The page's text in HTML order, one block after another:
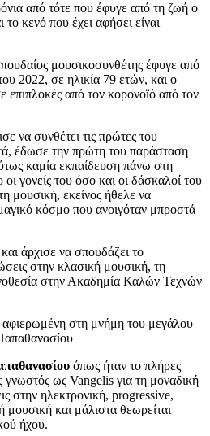
από τότε που έφυγε από τη ζωή ο
κενό που έχει αφήσει είναι
μουσικοσυνθέτης έφυγε από
2022, σε ηλικία 79 ετών, και ο
επιπλοκές από τον κορονοϊό από τον
να συνθέτει τις πρώτες του
έδωσε την πρώτη του παράσταση
καμία εκπαίδευση πάνω στη
γονείς του όσο και οι δάσκαλοί του
μουσική, εκείνος ήθελε να
κόσμο που ανοιγόταν μπροστά
άρχισε να σπουδάζει το
στην κλασική μουσική, τη
στην Ακαδημία Καλών Τεχνών
στη μνήμη του μεγάλου
όπως ήταν το πλήρες
γνωστός ως Vangelis για τη μοναδική
στην ηλεκτρονική, progressive,
μουσική και μάλιστα θεωρείται
ήχου.